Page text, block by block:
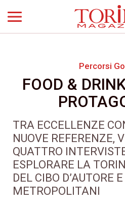
Percorsi
FOOD &
TRA ECCELLENZE
NUOVE REFERENZE,
QUATTRO
ESPLORARE LA
DEL CIBO D’AUTORE
METROPOLITANI